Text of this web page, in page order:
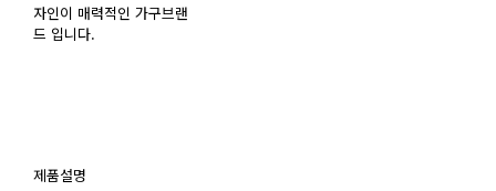
자인이 매력적인 가구브랜
드 입니다.
제품설명